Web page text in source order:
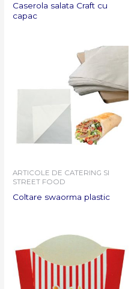
Caserola salata Craft cu
capac
ARTICOLE DE CATERING SI
STREET FOOD
Coltare swaorma plastic